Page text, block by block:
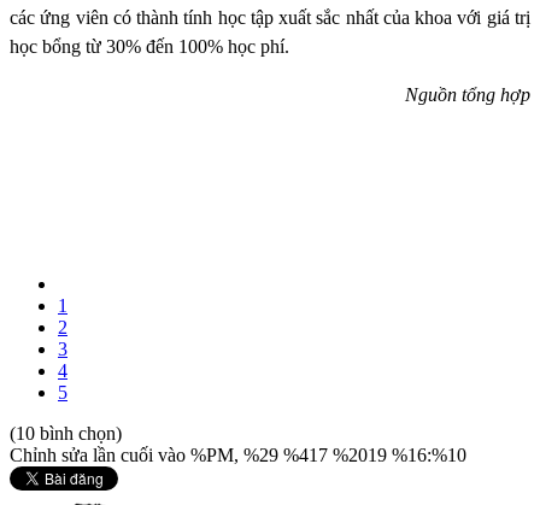
các ứng viên có thành tính học tập xuất sắc nhất của khoa với giá trị
học bổng từ 30% đến 100% học phí.
Nguồn tổng hợp
1
2
3
4
5
(10 bình chọn)
Chỉnh sửa lần cuối vào %PM, %29 %417 %2019 %16:%10